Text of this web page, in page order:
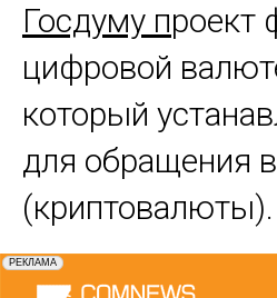
Госдуму проект
цифровой
который
для обращения
(криптовалюты).